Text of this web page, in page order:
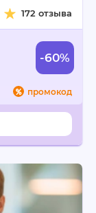
172 отзыва
-60%
промокод